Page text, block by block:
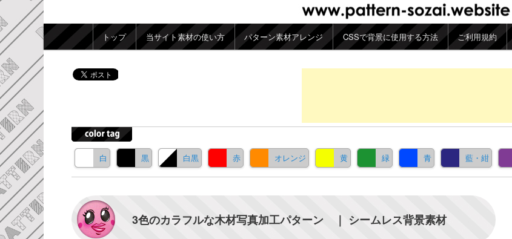
メインメニュー
メインコンテンツへ移動
サブコンテンツへ移動
トップ 当サイト素材の使い方 パターン素材アレンジ CSSで背景に使用する方法 ご利用規約
白 黒 白黒 赤 オレンジ 黄 緑 青 藍・紺
3色のカラフルな木材写真加工パターン ｜ シームレス背景素材